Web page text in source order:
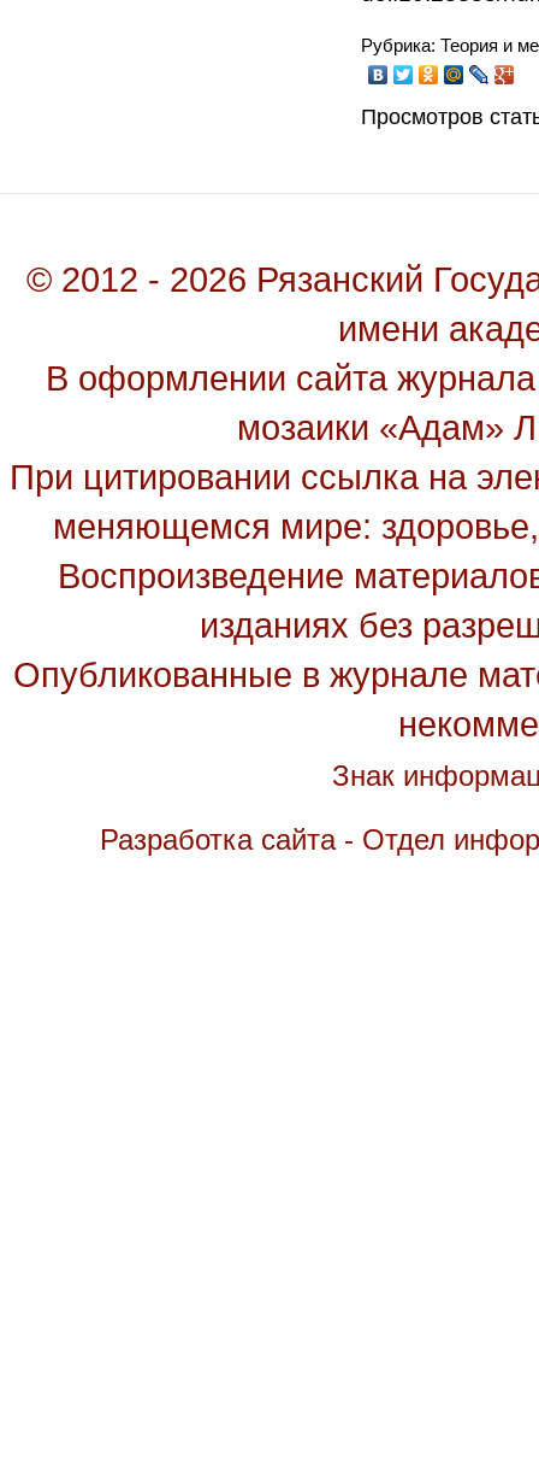
Рубрика: Теория и
Просмотров
© 2012 - 2026 Рязанский
имени
В оформлении сайта
мозаики «Адам»
При цитировании ссылка на
меняющемся мире: здоровье,
Воспроизведение
изданиях без
Опубликованные в журнале
Знак
Разработка сайта - Отдел